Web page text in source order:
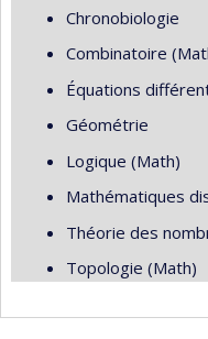
Chronobiologie
Combinatoire
Équations
Géométrie
Logique (Math)
Mathématiques
Théorie des
Topologie (Math)